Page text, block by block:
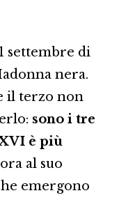
settembre di
nera.
il terzo non
sono i tre
è più
al suo
emergono